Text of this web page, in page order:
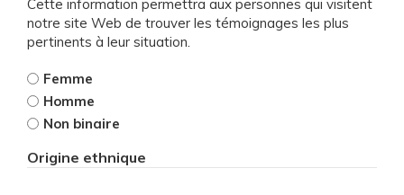
Cette information permettra aux personnes qui visitent
notre site Web de trouver les témoignages les plus
pertinents à leur situation.
Femme
Homme
Non binaire
Origine ethnique